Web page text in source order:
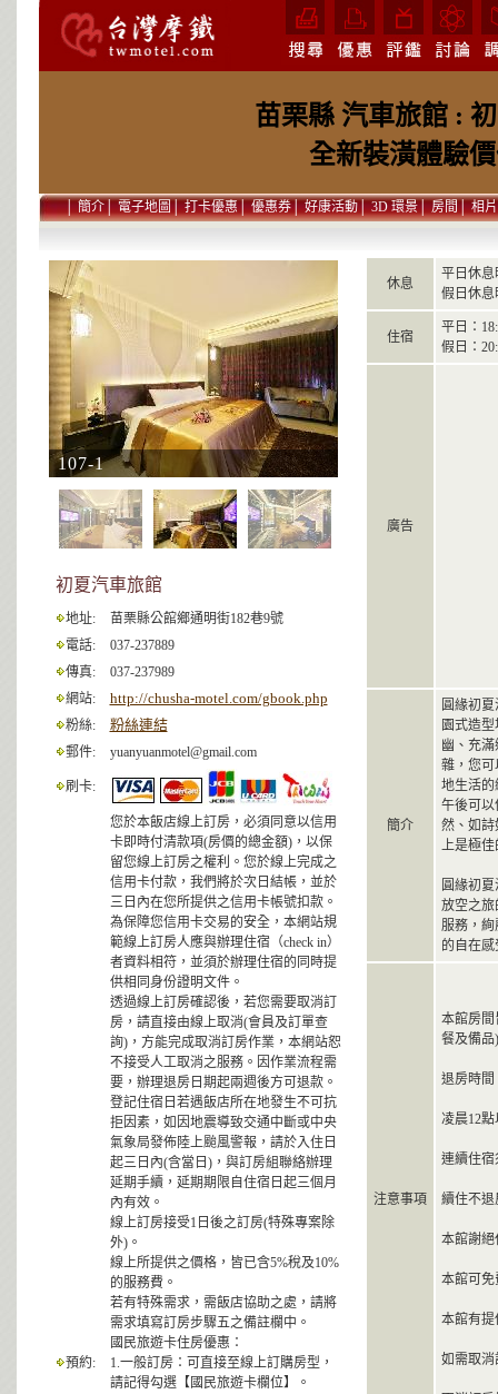
苗栗縣 汽車旅館 :
全新裝潢體驗
│簡介│電子地圖│打卡優惠│優惠券│好康活動│3D 環景│房間│相片
107-1
初夏汽車旅館
地址:
苗栗縣公館鄉通明街182巷9號
電話:
037-237889
傳真:
037-237989
網站:
http://chusha-motel.com/gbook.php
粉絲: 粉絲連結
郵件: yuanyuanmotel@gmail.com
刷卡:
預約:
您於本飯店線上訂房，必須同意以信用
卡即時付清款項(房價的總金額)，以保
留您線上訂房之權利。您於線上完成之
信用卡付款，我們將於次日結帳，並於
三日內在您所提供之信用卡帳號扣款。
為保障您信用卡交易的安全，本網站規
範線上訂房人應與辦理住宿（check in）
者資料相符，並須於辦理住宿的同時提
供相同身份證明文件。
透過線上訂房確認後，若您需要取消訂
房，請直接由線上取消(會員及訂單查
詢)，方能完成取消訂房作業，本網站恕
不接受人工取消之服務。因作業流程需
要，辦理退房日期起兩週後方可退款。
登記住宿日若遇飯店所在地發生不可抗
拒因素，如因地震導致交通中斷或中央
氣象局發佈陸上颱風警報，請於入住日
起三日內(含當日)，與訂房組聯絡辦理
延期手續，延期期限自住宿日起三個月
內有效。
線上訂房接受1日後之訂房(特殊專案除
外)。
線上所提供之價格，皆已含5%稅及10%
的服務費。
若有特殊需求，需飯店協助之處，請將
需求填寫訂房步驟五之備註欄中。
國民旅遊卡住房優惠：
1.一般訂房：可直接至線上訂購房型，
請記得勾選【國民旅遊卡欄位】。
休息
平日休息
假日休息
住宿
平日：
假日：
廣告
簡介
圓緣初
園式造
幽、充
雜，您可
地生活的
午後可以
然、如詩
上是極佳
圓緣初
放空之旅
服務，絢
的自在感
注意事項
本館房間
餐及備品
退房時間
凌晨12
連續住宿
續住不退
本館謝絕
本館可免
本館有提
如需取消